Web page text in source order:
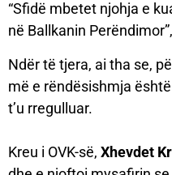
“Sfidë mbetet njohja e
në Ballkanin
Ndër të tjera, ai tha se,
më e rëndësishmja
t’u rregulluar.
Kreu i OVK-së, Xhevdet